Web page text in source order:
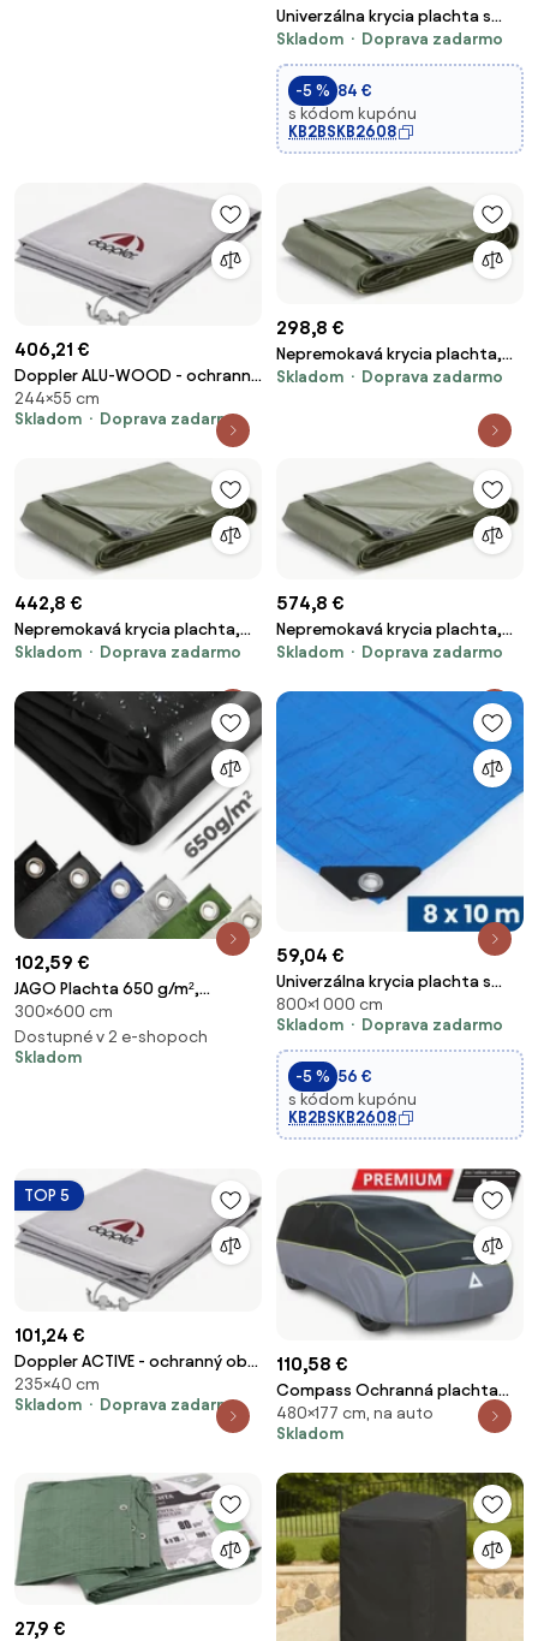
Univerzálna krycia plachta s
očkami, PE, 100 g/m2, 10 x 12 m
Skladom Doprava zadarmo
-5 % 84 €
s kódom kupónu
KB2BSKB2608
406,21 €
Doppler ALU-WOOD - ochranný
obal pre slnečník s bočnou
nohou 400 x 300 cm
244×55 cm
Skladom
Doprava zadarmo
298,8 €
Nepremokavá krycia plachta,
5x8 m
Skladom Doprava zadarmo
442,8 €
Nepremokavá krycia plachta,
6x10 m
Skladom Doprava zadarmo
574,8 €
Nepremokavá krycia plachta,
8x10 m
Skladom Doprava zadarmo
102,59 €
JAGO Plachta 650 g/m²,
hliníkové oká, čierna, 3 x 6 m
300×600 cm
Dostupné v 2 e-shopoch
Skladom
59,04 €
Univerzálna krycia plachta s
očkami, PE, 100 g/m2, 8 x 10 m
800×1 000 cm
Skladom
Doprava zadarmo
-5 % 56 €
s kódom kupónu
KB2BSKB2608
TOP 5
101,24 €
Doppler ACTIVE - ochranný obal
pre slnečníky s bočnou nohou
350 cm a 300 x 300 cm
235×40 cm
Skladom
Doprava zadarmo
110,58 €
Compass Ochranná plachta
proti krupobitiu PREMIUM L 480
× 177 × 119 cm
480×177 cm, na auto
Skladom
27,9 €